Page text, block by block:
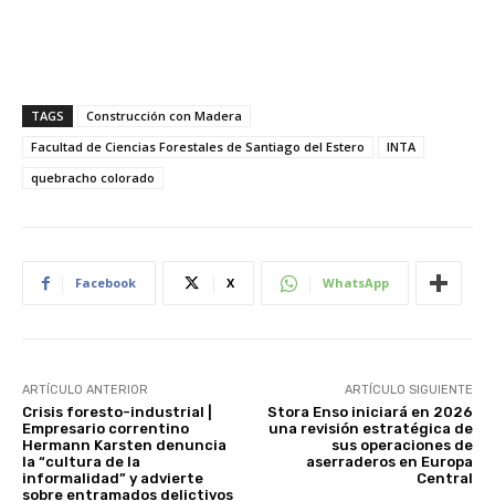
TAGS
Construcción con Madera
Facultad de Ciencias Forestales de Santiago del Estero
INTA
quebracho colorado
Facebook X WhatsApp
ARTÍCULO ANTERIOR
Crisis foresto-industrial |
Empresario correntino
Hermann Karsten denuncia
la “cultura de la
informalidad” y advierte
sobre entramados delictivos
ARTÍCULO SIGUIENTE
Stora Enso iniciará en 2026
una revisión estratégica de
sus operaciones de
aserraderos en Europa
Central